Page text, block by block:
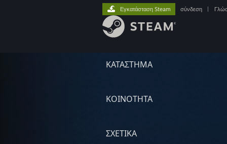
ΚΑΤΑΣΤΗΜΑ
ΚΟΙΝΟΤΗΤΑ
ΣΧΕΤΙΚΆ
Εγκατάσταση Steam σύνδεση